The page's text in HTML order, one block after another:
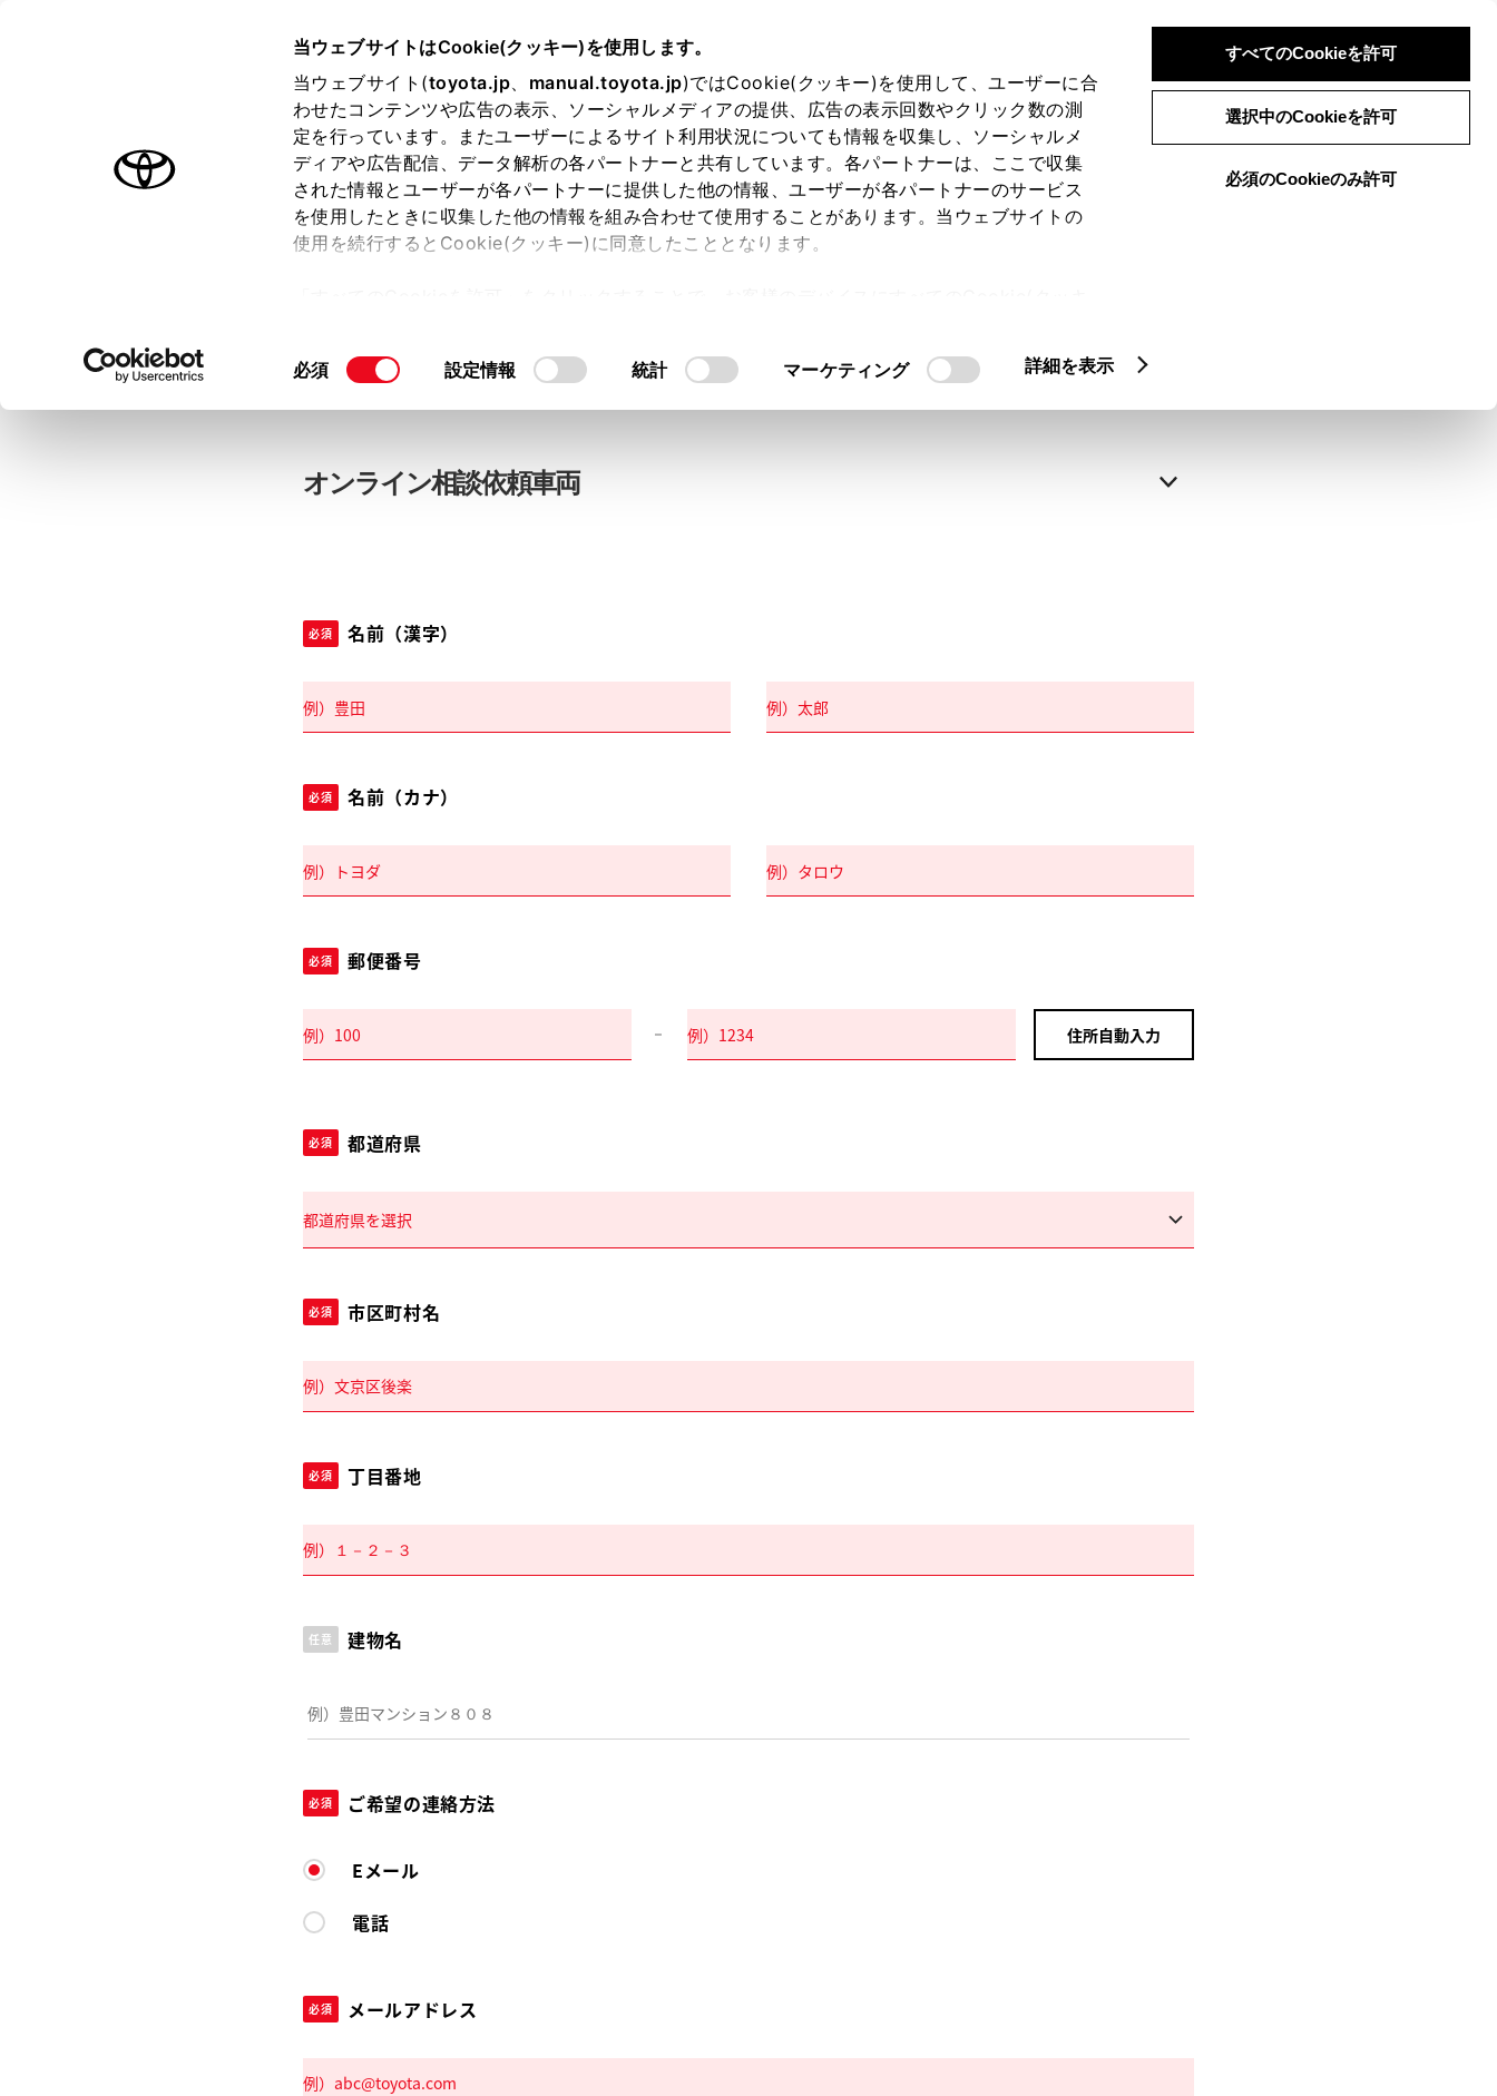
当ウェブサイトはCookie(クッキー)を使用します。
当ウェブサイト(toyota.jp、 manual.toyota.jp)ではCookie(クッキー)を使用して、ユーザーに合
わせたコンテンツや広告の表示、ソーシャルメディアの提供、広告の表示回数やクリック数の測
定を行っています。またユーザーによるサイト利用状況についても情報を収集し、ソーシャルメ
ディアや広告配信、データ解析の各パートナーと共有しています。各パートナーは、ここで収集
された情報とユーザーが各パートナーに提供した他の情報、ユーザーが各パートナーのサービス
を使用したときに収集した他の情報を組み合わせて使用することがあります。当ウェブサイトの
使用を続行するとCookie(クッキー)に同意したこととなります。
て」をご覧ください。
同
択
必須 設定情報 統計 マーケティング 詳細を表示
すべてのCookieを許可
選択中のCookieを許可
必須のCookieのみ許可
は必須です。中古車：オンライン相談
お客さま情報の入力 入力内容のご確認
ログインして自動入力
オンライン相談依頼車両
必須 名前（漢字）
必須 名前（カナ）
必須 郵便番号
住所自動入力
必須 都道府県
必須 市区町村名
必須 丁目番地
任意 建物名
必須 ご希望の連絡方法
Eメール
電話
必須 メールアドレス